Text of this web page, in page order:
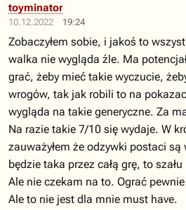
10.12.2022 19:24
toyminator
Zobaczyłem sobie, i jakoś to
walka nie wygląda źle. Ma
grać, żeby mieć takie wyczucie,
wrogów, tak jak robili to na
wygląda na takie generyczne. Za
Na razie takie 7/10 się wydaje. W
zauważyłem że odzywki postaci
będzie taka przez całą grę, to
Ale nie czekam na to. Ograć
Ale to nie jest dla mnie must have.